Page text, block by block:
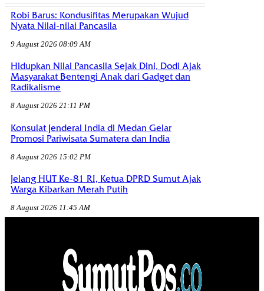
Robi Barus: Kondusifitas Merupakan Wujud
Nyata Nilai-nilai Pancasila
9 August 2026 08:09 AM
Hidupkan Nilai Pancasila Sejak Dini, Dodi Ajak
Masyarakat Bentengi Anak dari Gadget dan
Radikalisme
8 August 2026 21:11 PM
Konsulat Jenderal India di Medan Gelar
Promosi Pariwisata Sumatera dan India
8 August 2026 15:02 PM
Jelang HUT Ke-81 RI, Ketua DPRD Sumut Ajak
Warga Kibarkan Merah Putih
8 August 2026 11:45 AM